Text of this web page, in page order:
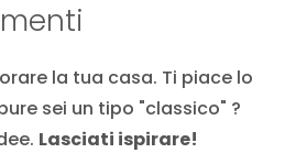
la tua casa. Ti piace lo
sei un tipo "classico" ?
Lasciati ispirare!